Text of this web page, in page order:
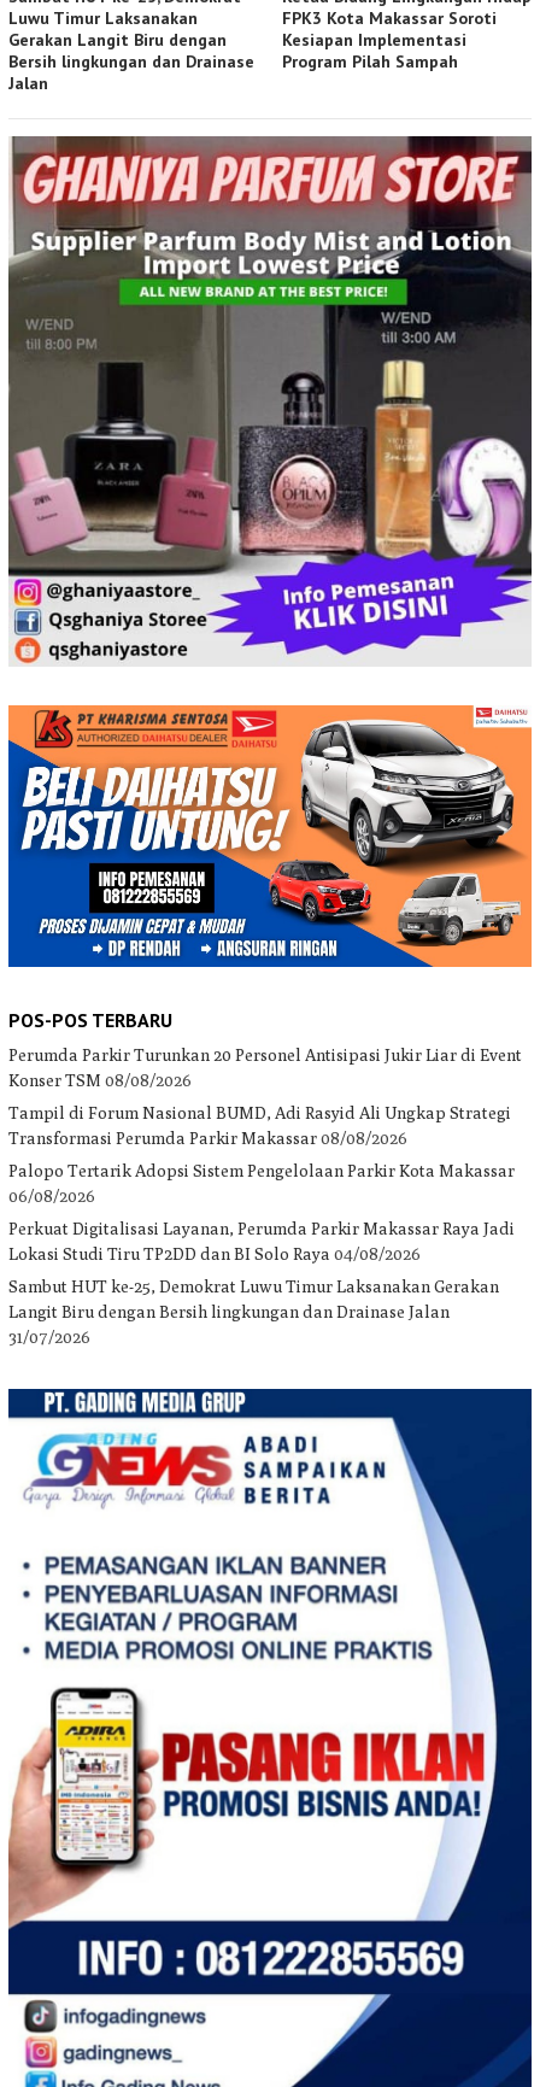
Luwu Timur Laksanakan
Gerakan Langit Biru dengan
Bersih lingkungan dan Drainase
Jalan
FPK3 Kota Makassar Soroti
Kesiapan Implementasi
Program Pilah Sampah
POS-POS TERBARU
Perumda Parkir Turunkan 20 Personel Antisipasi Jukir Liar di Event
Konser TSM 08/08/2026
Tampil di Forum Nasional BUMD, Adi Rasyid Ali Ungkap Strategi
Transformasi Perumda Parkir Makassar08/08/2026
Palopo Tertarik Adopsi Sistem Pengelolaan Parkir Kota Makassar
06/08/2026
Perkuat Digitalisasi Layanan, Perumda Parkir Makassar Raya Jadi
Lokasi Studi Tiru TP2DD dan BI Solo Raya 04/08/2026
Sambut HUT ke-25, Demokrat Luwu Timur Laksanakan Gerakan
Langit Biru dengan Bersih lingkungan dan Drainase Jalan
31/07/2026